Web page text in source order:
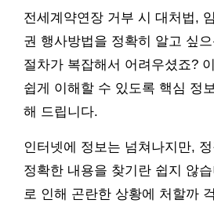
전세계약연장 거부 시 대처법,
권 행사방법을 정확히 알고 싶
절차가 복잡해서 어려우셨죠?
쉽게 이해할 수 있도록 핵심 정
해 드립니다.
인터넷에 정보는 넘쳐나지만,
정확한 내용을 찾기란 쉽지 않
로 인해 곤란한 상황에 처할까